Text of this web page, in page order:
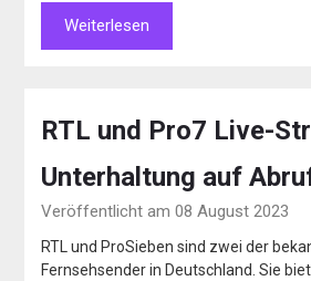
Weiterlesen
RTL und Pro7 Live-
Unterhaltung auf
Veröffentlicht am 08 August 2023
RTL und ProSieben sind zwei der
Fernsehsender in Deutschland. Sie